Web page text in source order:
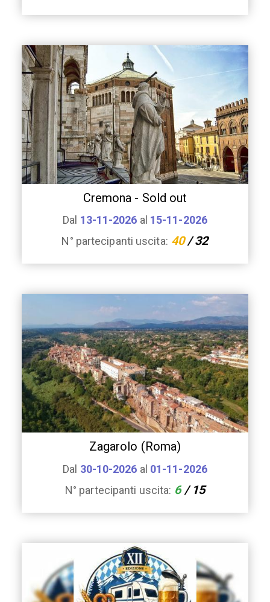
Cremona - Sold out
Dal 13-11-2026 al 15-11-2026
N° partecipanti uscita: 40/ 32
Zagarolo (Roma)
Dal 30-10-2026 al 01-11-2026
N° partecipanti uscita: 6/ 15